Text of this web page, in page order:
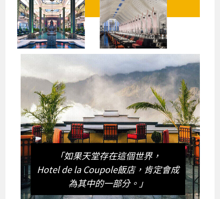
「如果天堂存在這個世界，
Hotel de la Coupole飯店，肯定會成
為其中的一部分。」